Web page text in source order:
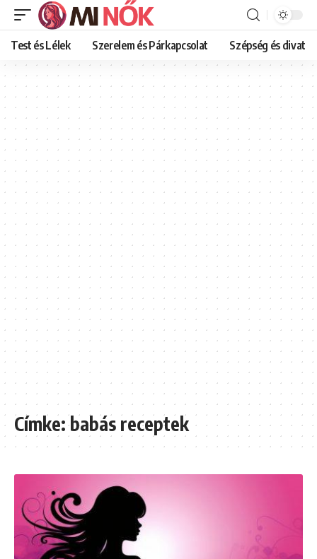
Test és Lélek Szerelem és Párkapcsolat Szépség és divat
Címke:babás receptek